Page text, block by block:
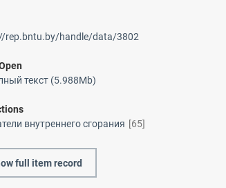
rep.bntu.by/handle/data/3802
текст (5.988Mb)
внутреннего сгорания [65]
full item record